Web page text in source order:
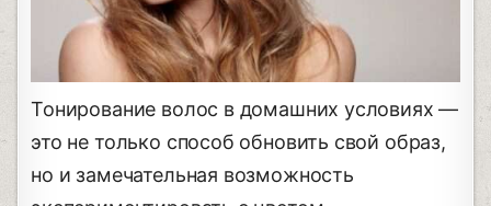
Тонирование волос в домашних условиях —
это не только способ обновить свой образ,
но и замечательная возможность